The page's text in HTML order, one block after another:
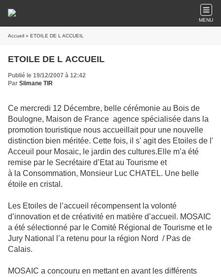
MENU
Accueil » ETOILE DE L ACCUEIL
ETOILE DE L ACCUEIL
Publié le 19/12/2007 à 12:42
Par Slimane TIR
Ce mercredi 12 Décembre, belle cérémonie au Bois de
Boulogne, Maison de France agence spécialisée dans la
promotion touristique nous accueillait pour une nouvelle
distinction bien méritée. Cette fois, il s' agit des Etoiles de l'
Acceuil pour Mosaic, le jardin des cultures.Elle m’a été
remise par le Secrétaire d’Etat au Tourisme et
à la Consommation, Monsieur Luc CHATEL. Une belle
étoile en cristal.
Les Etoiles de l’accueil récompensent la volonté
d’innovation et de créativité en matière d’accueil. MOSAIC
a été sélectionné par le Comité Régional de Tourisme et le
Jury National l’a retenu pour la région Nord / Pas de
Calais.
MOSAIC a concouru en mettant en avant les différents